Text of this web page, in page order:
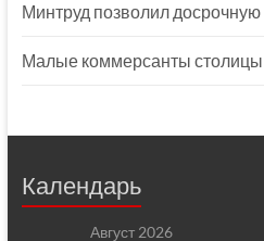
Минтруд позволил
Малые коммерсанты
Календарь
Август 2026